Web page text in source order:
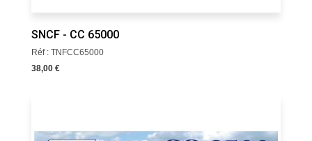
SNCF - CC 65000
Réf : TNFCC65000
38,00 €